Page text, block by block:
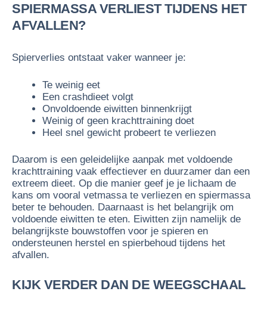
SPIERMASSA VERLIEST TIJDENS HET
AFVALLEN?
Spierverlies ontstaat vaker wanneer je:
Te weinig eet
Een crashdieet volgt
Onvoldoende eiwitten binnenkrijgt
Weinig of geen krachttraining doet
Heel snel gewicht probeert te verliezen
Daarom is een geleidelijke aanpak met voldoende
krachttraining vaak effectiever en duurzamer dan een
extreem dieet. Op die manier geef je je lichaam de
kans om vooral vetmassa te verliezen en spiermassa
beter te behouden. Daarnaast is het belangrijk om
voldoende eiwitten te eten. Eiwitten zijn namelijk de
belangrijkste bouwstoffen voor je spieren en
ondersteunen herstel en spierbehoud tijdens het
afvallen.
KIJK VERDER DAN DE WEEGSCHAAL